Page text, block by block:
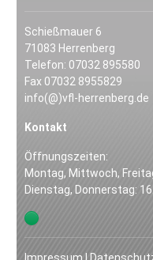
Schießmauer 6
71083 Herrenberg
Telefon: 07032 895580
Fax 07032 8955829
info(@)vfl-herrenberg.de
Kontakt
Öffnungszeiten:
Montag, Mittwoch,
Dienstag, Donnerstag: